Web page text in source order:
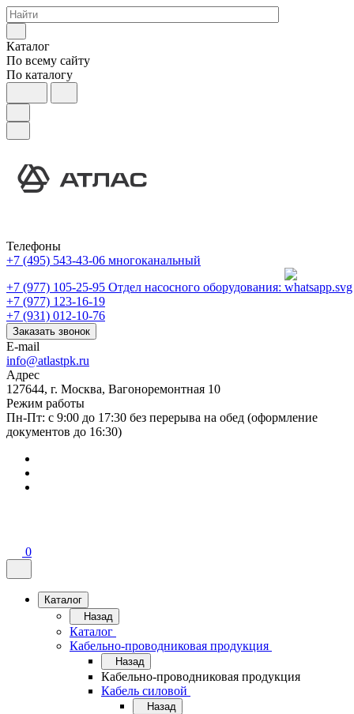
Каталог
По всему сайту
По каталогу
Телефоны
+7 (495) 543-43-06 многоканальный
+7 (977) 105-25-95 Отдел насосного оборудования:
+7 (977) 123-16-19
+7 (931) 012-10-76
Заказать звонок
E-mail
info@atlastpk.ru
Адрес
127644, г. Москва, Вагоноремонтная 10
Режим работы
Пн-Пт: с 9:00 до 17:30 без перерыва на обед (оформление
документов до 16:30)
0
Каталог
Назад
Каталог
Кабельно-проводниковая продукция
Назад
Кабельно-проводниковая продукция
Кабель силовой
Назад